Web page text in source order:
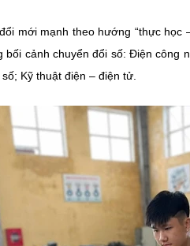
mới mạnh theo hướng “thực học
cảnh chuyển đổi số: Điện công
Kỹ thuật điện – điện tử.